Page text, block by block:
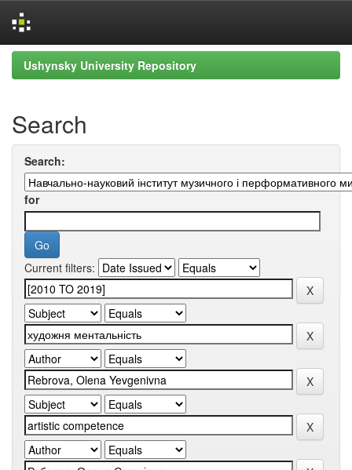
Skip
navigation
Ushynsky University Repository
Search
Search:
for
Current filters: